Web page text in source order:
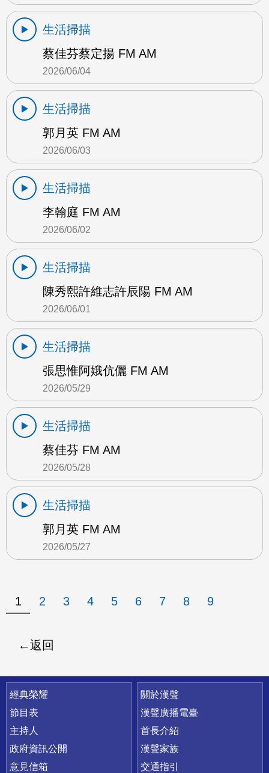
生活掃描
蔡佳芬蔡定揚 FM AM
2026/06/04
生活掃描
郭月英 FM AM
2026/06/03
生活掃描
李翰庭 FM AM
2026/06/02
生活掃描
陳秀熙許維志許辰陽 FM AM
2026/06/01
生活掃描
張思惟阿娥伉儷 FM AM
2026/05/29
生活掃描
蔡佳芬 FM AM
2026/05/28
生活掃描
郭月英 FM AM
2026/05/27
1 2 3 4 5 6 7 8 9
返回
快速連結
經典榮耀
節目表
主持人
政府資訊公開
意見信箱
關於漢聲
漢聲廣播電臺
首長介紹
漢聲家族
交通指引